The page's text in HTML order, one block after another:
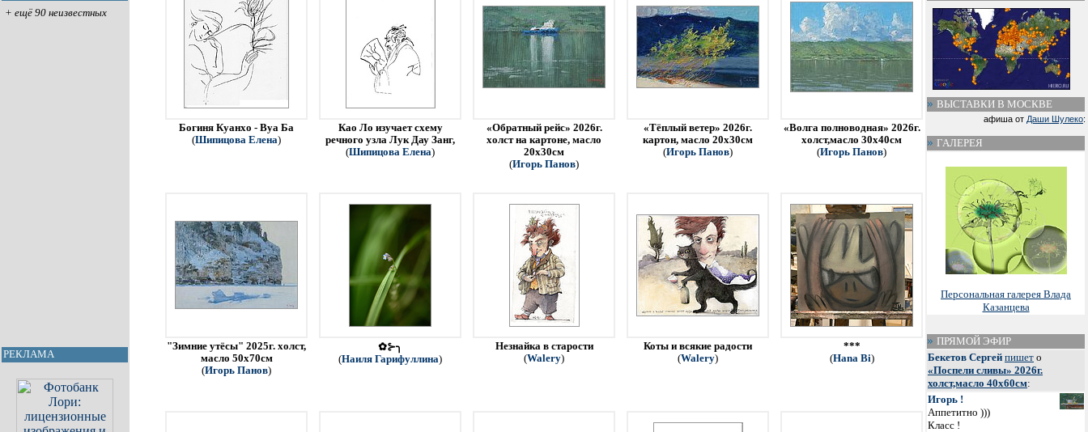
+ ещё 90 неизвестных
РЕКЛАМА
Богиня Куанхо - Вуа Ба
(Шипицова Елена)
Као Ло изучает схему
речного узла Лук Дау Занг,
(Шипицова Елена)
«Обратный рейс» 2026г.
холст на картоне, масло
20х30см
(Игорь Панов)
«Тёплый ветер» 2026г.
картон, масло 20х30см
(Игорь Панов)
«Волга полноводная» 2026г.
холст,масло 30х40см
(Игорь Панов)
"Зимние утёсы" 2025г. холст,
масло 50х70см
(Игорь Панов)
✿⊱╮
(Наиля Гарифуллина)
Незнайка в старости
(Walery)
Коты и всякие радости
(Walery)
***
(Hana Bi)
ВЫСТАВКИ В МОСКВЕ
афиша от Даши Шулеко:
ГАЛЕРЕЯ
Персональная галерея Влада
Казанцева
ПРЯМОЙ ЭФИР
Бекетов Сергей пишет о
«Поспели сливы» 2026г.
холст,масло 40х60см:
Игорь !
Аппетитно )))
Класс !